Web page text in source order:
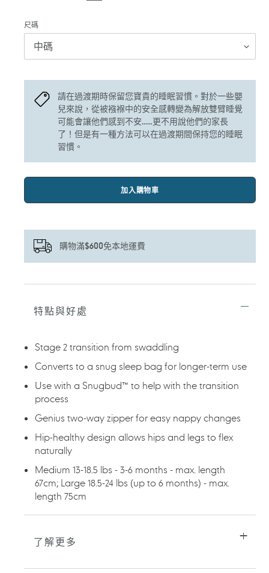
尺碼
請在過渡期時保留您寶貴的睡眠習慣。對於一些嬰
兒來說，從被襁褓中的安全感轉變為解放雙臂睡覺
可能會讓他們感到不安……更不用說他們的家長
了！但是有一種方法可以在過渡期間保持您的睡眠
習慣。
加入購物車
購物滿$600免本地運費
正
入
購
特點與好處
Stage 2 transition from swaddling
Converts to a snug sleep bag for longer-term use
Use with a Snugbud™ to help with the transition
process
Genius two-way zipper for easy nappy changes
Hip-healthy design allows hips and legs to flex
naturally
Medium 13-18.5 lbs - 3-6 months - max. length
67cm; Large 18.5-24 lbs (up to 6 months) - max.
length 75cm
了解更多